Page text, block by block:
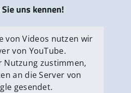
uns kennen!
von Videos nutzen wir
von YouTube.
Nutzung zustimmen,
an die Server von
gesendet.